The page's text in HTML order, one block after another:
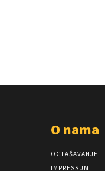
O nama
OGLAŠAVANJE
IMPRESSUM